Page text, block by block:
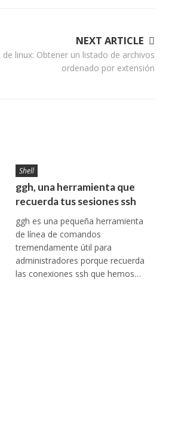
NEXT ARTICLE
de linux: Obtener un listado de archivos
ordenado por extensión
Shell
ggh, una herramienta que
recuerda tus sesiones ssh
ggh es una pequeña herramienta
de línea de comandos
tremendamente útil para
administradores porque recuerda
las conexiones ssh que hemos…